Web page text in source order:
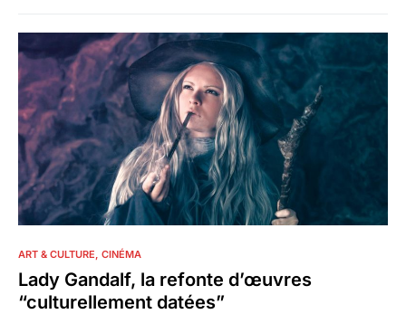
ART & CULTURE CINÉMA
Lady Gandalf, la refonte d’œuvres
“culturellement datées”